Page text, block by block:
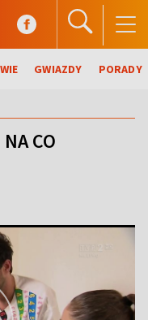
GWIAZDY PORADY
CO